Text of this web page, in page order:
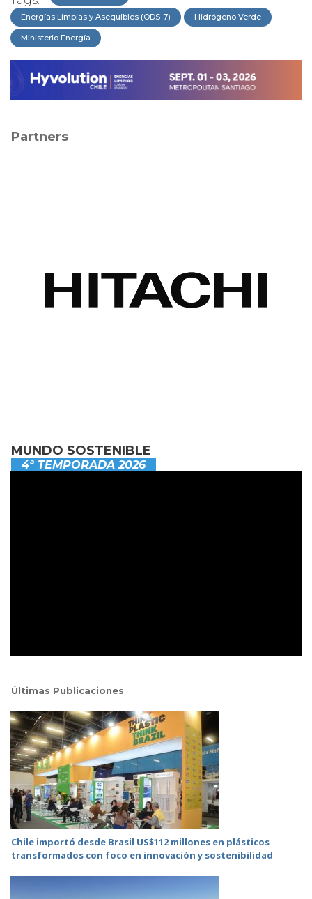
Energías Limpias y Asequibles (ODS-7) Hidrógeno Verde
Ministerio Energía
Partners
MUNDO SOSTENIBLE
4ª TEMPORADA 2026
Últimas Publicaciones
Chile importó desde Brasil US$112 millones en plásticos
transformados con foco en innovación y sostenibilidad